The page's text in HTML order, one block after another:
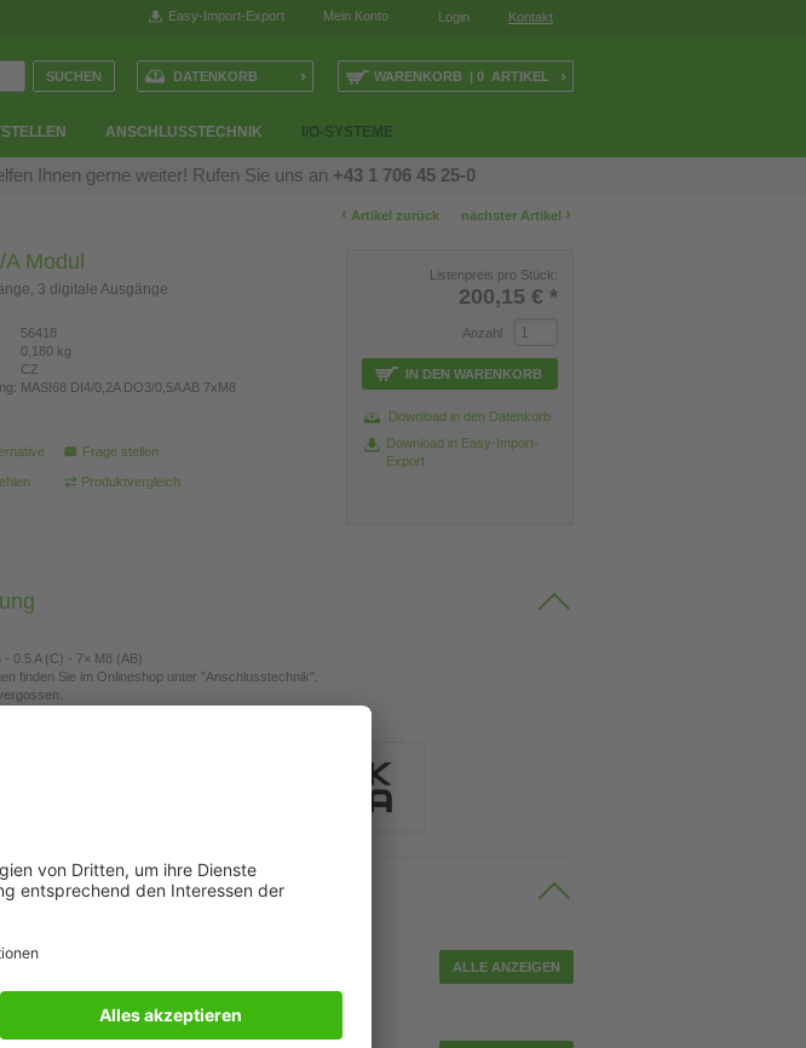
Login Kontakt
Mein Konto
Easy-Import-Export
ANSCHLUSSTECHNIK I/O-SYSTEME
WARENKORB | 0 ARTIKEL ›
DATENKORB ›
Ihnen gerne weiter! Rufen Sie uns an +43 1 706 45 25-0
nächster Artikel ›
‹ Artikel zurück
Modul
3 digitale Ausgänge
56418
0,180 kg
CZ
MASI68 DI4/0,2A DO3/0,5A AB 7xM8
Frage stellen
Produktvergleich
Listenpreis pro Stück:
200,15 € *
Anzahl
IN DEN WARENKORB
Download in den Datenkorb
Download in Easy-Import-
Export
- 0.5 A (C) - 7× M8 (AB)
finden Sie im Onlineshop unter "Anschlusstechnik".
ALLE ANZEIGEN